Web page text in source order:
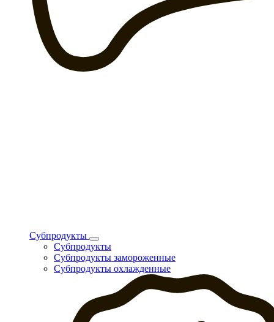
Субпродукты
Субпродукты
Субпродукты замороженные
Субпродукты охлажденные